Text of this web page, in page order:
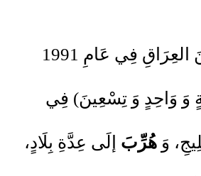
سُرِقَ اللَّوْحُ مِنَ العِرَاقِ فِي عَامِ 1991
وَ وَاحِدٍ وَ تِسْعِينَ) فِي
وَ هُرِّبَ إلَى عِدَّةِ بِلَادٍ،